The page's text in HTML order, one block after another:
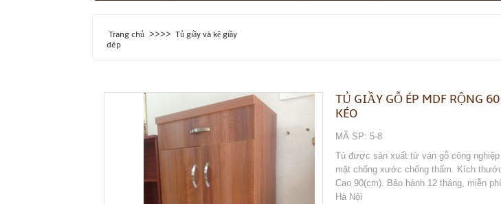
Trang chủ >>>> Tủ giầy và kệ giầy
dép
TỦ GIẦY GỖ ÉP MDF RỘNG
KÉO
MÃ SP: 5-8
Tủ được sản xuất từ ván gỗ công
mặt chống xước chống thấm. Kích
Cao 90(cm). Bảo hành 12 tháng, miễn
Hà Nội